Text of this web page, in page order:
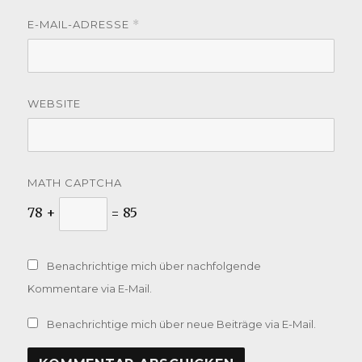
E-MAIL-ADRESSE *
WEBSITE
MATH CAPTCHA
78 + = 85
Benachrichtige mich über nachfolgende
Kommentare via E-Mail.
Benachrichtige mich über neue Beiträge via E-Mail.